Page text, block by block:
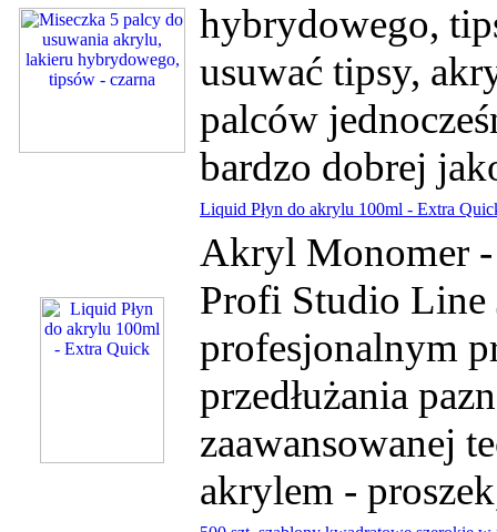
hybrydowego,
usuwać tipsy,
palców
bardzo dobrej
Liquid Płyn do akrylu 100ml - Extra
Akryl Monomer
Profi Studio Line
profesjonalnym
przedłużania
zaawansowanej
akrylem -